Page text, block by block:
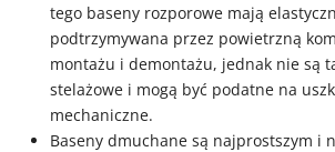
tego baseny rozporowe mają
podtrzymywana przez powietrzną
montażu i demontażu, jednak nie są
stelażowe i mogą być podatne na
mechaniczne.
Baseny dmuchane są najprostszym i